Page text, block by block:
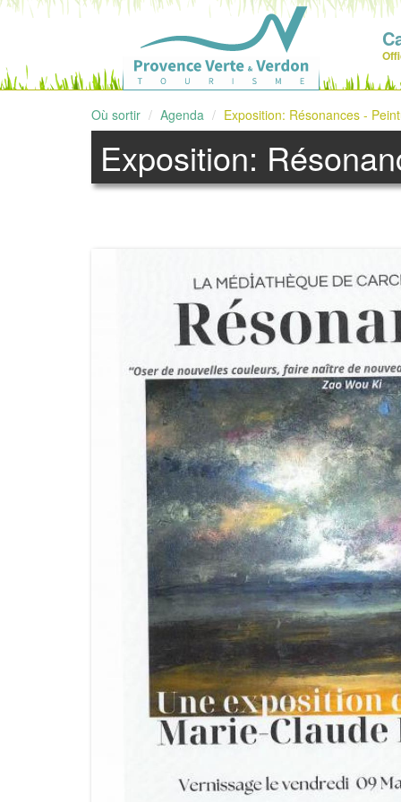
Où sortir Agenda Exposition: Résonances -
Exposition: